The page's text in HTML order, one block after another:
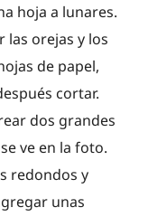
hoja a lunares.
las orejas y los
de papel,
cortar.
dos grandes
ve en la foto.
redondos y
unas